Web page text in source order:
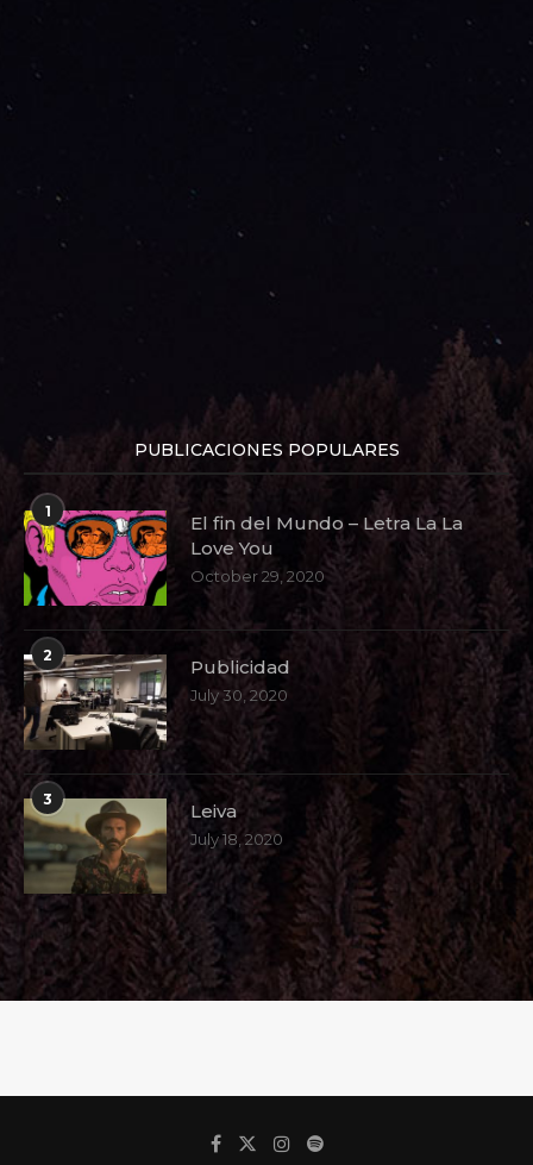
PUBLICACIONES POPULARES
1
El fin del Mundo – Letra La La
Love You
October 29, 2020
2
Publicidad
July 30, 2020
3
Leiva
July 18, 2020